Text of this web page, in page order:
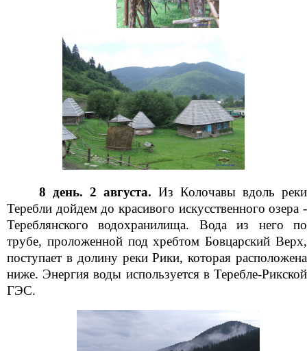
8 день. 2 августа. Из Колочавы вдоль реки
Теребли дойдем до красивого искусственного озера -
Тереблянского водохранилища. Вода из него по
трубе, проложенной под хребтом Бовцарский Верх,
поступает в долину реки Рики, которая расположена
ниже. Энергия воды используется в Теребле-Рикской
ГЭС.